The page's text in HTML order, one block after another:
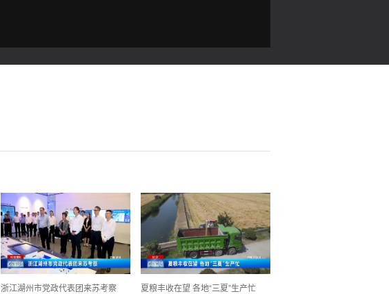
浙江湖州市党政代表团来苏考察 夏粮丰收在望 各地“三夏”生产忙